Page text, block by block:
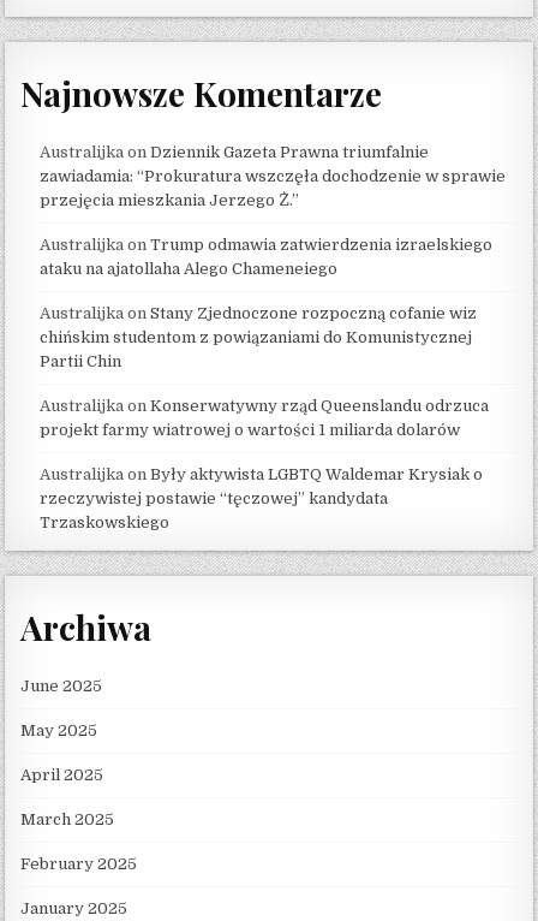
Najnowsze Komentarze
Australijka onDziennik Gazeta Prawna triumfalnie
zawiadamia: “Prokuratura wszczęła dochodzenie w sprawie
przejęcia mieszkania Jerzego Ż.”
Australijka onTrump odmawia zatwierdzenia izraelskiego
ataku na ajatollaha Alego Chameneiego
Australijka onStany Zjednoczone rozpoczną cofanie wiz
chińskim studentom z powiązaniami do Komunistycznej
Partii Chin
Australijka onKonserwatywny rząd Queenslandu odrzuca
projekt farmy wiatrowej o wartości 1 miliarda dolarów
Australijka onByły aktywista LGBTQ Waldemar Krysiak o
rzeczywistej postawie “tęczowej” kandydata
Trzaskowskiego
Archiwa
June 2025
May 2025
April 2025
March 2025
February 2025
January 2025